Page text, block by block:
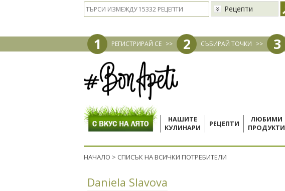
Рецепти
1 РЕГИСТРИРАЙ СЕ >> 2 СЪБИРАЙ ТОЧКИ >> 3
НАШИТЕ
КУЛИНАРИ
РЕЦЕПТИ
ЛЮБИМИ
ПРОДУКТИ
НАЧАЛО > СПИСЪК НА ВСИЧКИ ПОТРЕБИТЕЛИ
Daniela Slavova